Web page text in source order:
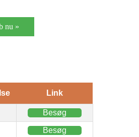
nu »
Link
Besøg
Besøg